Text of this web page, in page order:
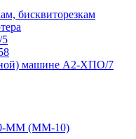
бисквиторезкам
машине А2-ХПО/7
10-ММ (ММ-10)